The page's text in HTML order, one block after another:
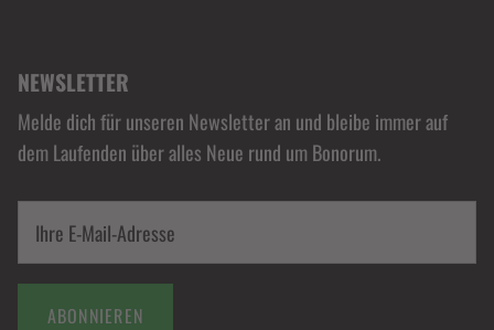
NEWSLETTER
Melde dich für unseren Newsletter an und bleibe immer auf
dem Laufenden über alles Neue rund um Bonorum.
ABONNIEREN